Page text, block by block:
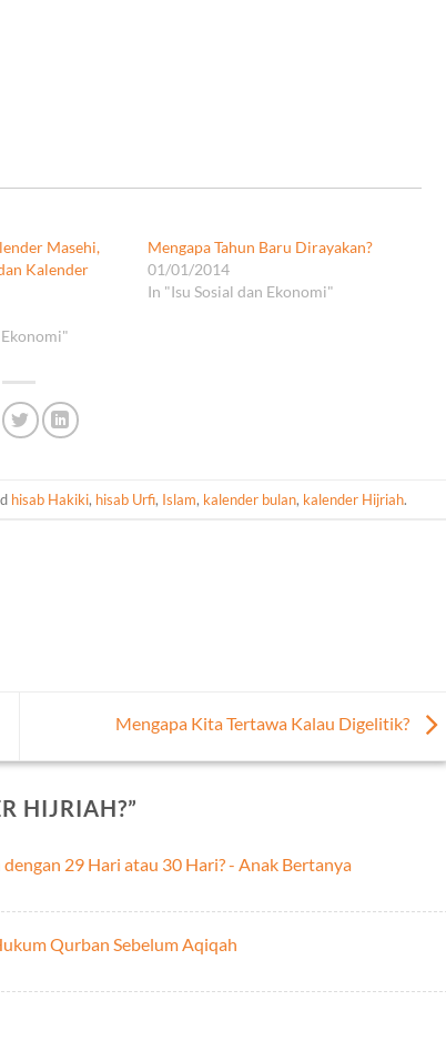
Masehi,
Kalender
Mengapa Tahun Baru Dirayakan?
01/01/2014
In "Isu Sosial dan Ekonomi"
hisab Hakiki, hisab Urfi, Islam, kalender bulan, kalender Hijriah.
Mengapa Kita Tertawa Kalau Digelitik?
HIJRIAH?”
29 Hari atau 30 Hari? - Anak Bertanya
Qurban Sebelum Aqiqah